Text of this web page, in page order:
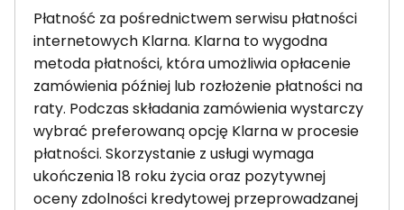
Płatność za pośrednictwem serwisu płatności
internetowych Klarna. Klarna to wygodna
metoda płatności, która umożliwia opłacenie
zamówienia później lub rozłożenie płatności na
raty. Podczas składania zamówienia wystarczy
wybrać preferowaną opcję Klarna w procesie
płatności. Skorzystanie z usługi wymaga
ukończenia 18 roku życia oraz pozytywnej
oceny zdolności kredytowej przeprowadzanej